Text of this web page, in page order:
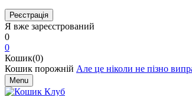
Я вже зареєстрований
0
0
Кошик(0)
Кошик порожній Але це ніколи не пізно
Menu